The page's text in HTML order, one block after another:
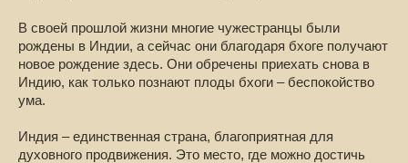
В своей прошлой жизни многие чужестранцы были
рождены в Индии, а сейчас они благодаря бхоге получают
новое рождение здесь. Они обречены приехать снова в
Индию, как только познают плоды бхоги – беспокойство
ума.
Индия – единственная страна, благоприятная для
духовного продвижения. Это место, где можно достичь